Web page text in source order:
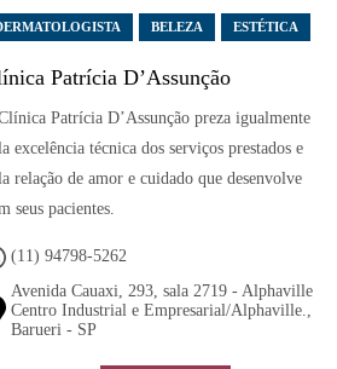
BELEZA ESTÉTICA
Patrícia D’Assunção
Patrícia D’Assunção preza igualmente
excelência técnica dos serviços prestados e
relação de amor e cuidado que desenvolve
seus pacientes.
(11) 94798-5262
Avenida Cauaxi, 293, sala 2719 - Alphaville
Centro Industrial e Empresarial/Alphaville.,
Barueri - SP